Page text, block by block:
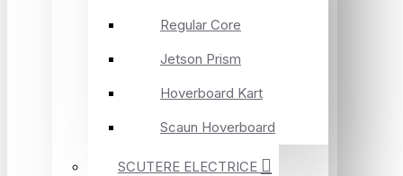
Regular Core
Jetson Prism
Hoverboard Kart
Scaun Hoverboard
SCUTERE ELECTRICE